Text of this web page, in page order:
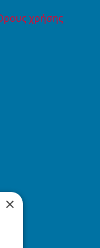
χρήσης
×